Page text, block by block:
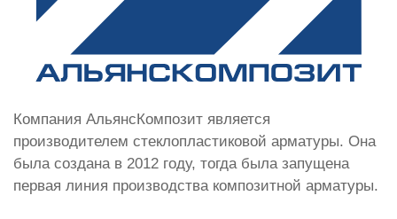
Компания АльянсКомпозит является
производителем стеклопластиковой арматуры. Она
была создана в 2012 году, тогда была запущена
первая линия производства композитной арматуры.